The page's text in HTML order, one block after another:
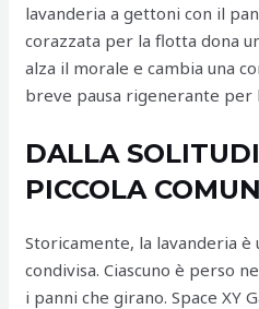
lavanderia a gettoni con il
corazzata per la flotta dona
alza il morale e cambia una
breve pausa rigenerante per
DALLA
PICCOLA
Storicamente, la lavanderia
condivisa. Ciascuno è perso
i panni che girano. Space XY